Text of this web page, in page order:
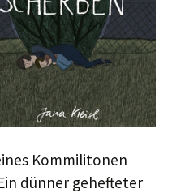
Kommilitonen
dünner gehefteter